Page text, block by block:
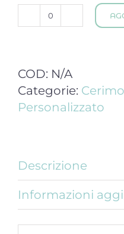
Bigliettini
Comunione
quantità
COD: N/A
Categorie:
Personalizzato
Descrizione
Informazioni